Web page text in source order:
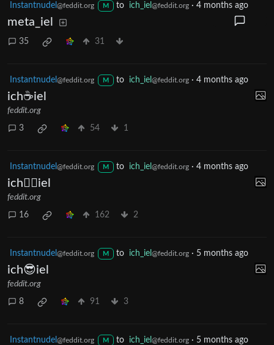
Instantnudel @feddit.org M to ich_iel @feddit.org· 4 months ago
meta_iel
35 31
Instantnudel @feddit.org M to ich_iel @feddit.org· 4 months ago
ich☕iel
feddit.org
3 54 1
Instantnudel @feddit.org M to ich_iel @feddit.org· 4 months ago
ich🤾‍♀️iel
feddit.org
16 162 2
Instantnudel @feddit.org M to ich_iel @feddit.org· 5 months ago
ich😎iel
feddit.org
8 91 3
Instantnudel @feddit.org M to ich_iel @feddit.org· 5 months ago